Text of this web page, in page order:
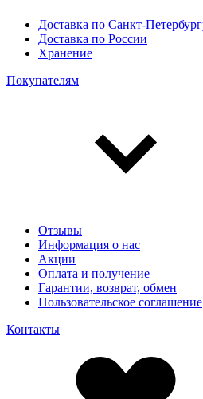
Доставка по Санкт-
Доставка по России
Хранение
Покупателям
Отзывы
Информация о нас
Акции
Оплата и получение
Гарантии, возврат, обмен
Пользовательское соглашение
Контакты